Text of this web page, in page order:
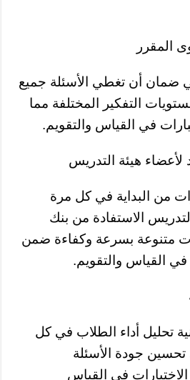
المقرر
ضمان أن تغطي الأسئلة جميع
التفكير المختلفة مما
في القياس والتقويم.
لأعضاء هيئة التدريس
من البداية في كل مرة
الاستفادة من بنك
متنوعة بسرعة وكفاءة ضمن
في القياس والتقويم.
تحليل أداء الطلاب في كل
جودة الأسئلة
في القياس